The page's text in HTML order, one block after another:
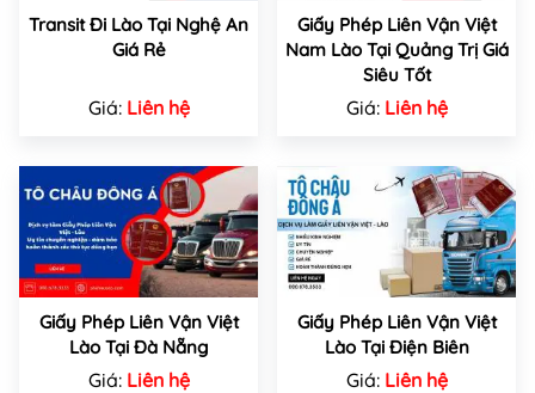
Transit Đi Lào Tại Nghệ An
Giá Rẻ
Giá: Liên hệ
Giấy Phép Liên Vận Việt
Nam Lào Tại Quảng Trị Giá
Siêu Tốt
Giá: Liên hệ
Giấy Phép Liên Vận Việt
Lào Tại Đà Nẵng
Giá: Liên hệ
Giấy Phép Liên Vận Việt
Lào Tại Điện Biên
Giá: Liên hệ